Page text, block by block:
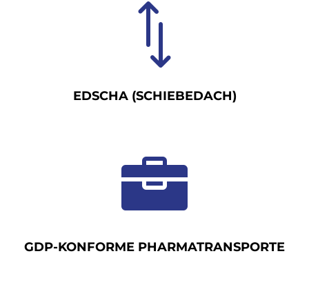
*
EDSCHA (SCHIEBEDACH)

GDP-KONFORME PHARMATRANSPORTE